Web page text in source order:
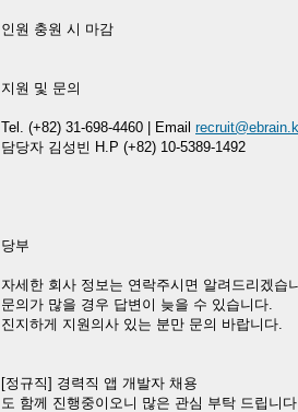
인원 충원 시 마감
지원 및 문의
Tel. (+82) 31-698-4460 | Email
담당자 김성빈 H.P (+82) 10-5389-1492
당부
자세한 회사 정보는 연락주시면 알려드리겠습
문의가 많을 경우 답변이 늦을 수 있습니다.
진지하게 지원의사 있는 분만 문의 바랍니다.
[정규직] 경력직 앱 개발자 채용
도 함께 진행중이오니 많은 관심 부탁 드립니